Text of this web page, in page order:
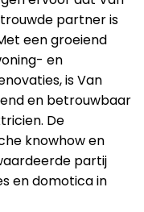
partner is
een groeiend
en
is Van
en betrouwbaar
De
knowhow en
partij
en domotica in